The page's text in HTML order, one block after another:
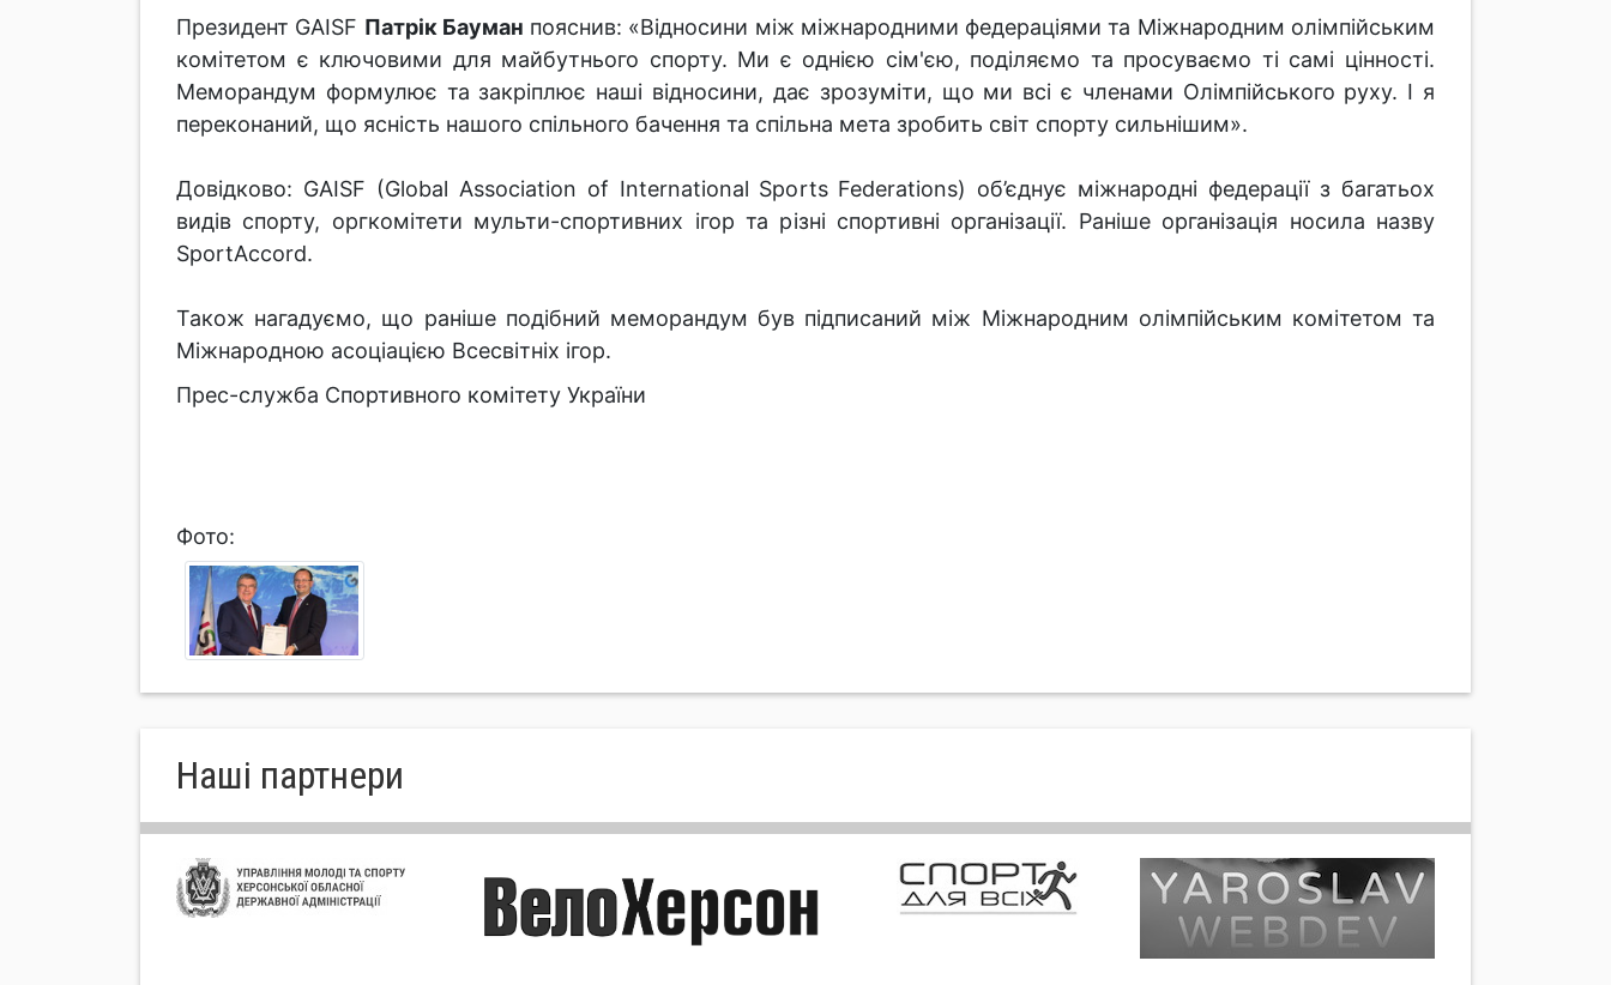
Президент GAISF Патрік Бауман пояснив: «Відносини між міжнародними федераціями та Міжнародним олімпійським
комітетом є ключовими для майбутнього спорту. Ми є однією сім'єю, поділяємо та просуваємо ті самі цінності.
Меморандум формулює та закріплює наші відносини, дає зрозуміти, що ми всі є членами Олімпійського руху. І я
переконаний, що ясність нашого спільного бачення та спільна мета зробить світ спорту сильнішим».
Довідково: GAISF (Global Association of International Sports Federations) об’єднує міжнародні федерації з багатьох
видів спорту, оргкомітети мульти-спортивних ігор та різні спортивні організації. Раніше організація носила назву
SportAccord.
Також нагадуємо, що раніше подібний меморандум був підписаний між Міжнародним олімпійським комітетом та
Міжнародною асоціацією Всесвітніх ігор.
Прес-служба Спортивного комітету України
Фото:
Нашi партнери